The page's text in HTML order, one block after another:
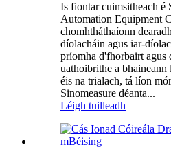
Is fiontar cuimsitheach é
Automation Equipment
chomhtháthaíonn
díolacháin agus iar-
príomha d'fhorbairt agus
uathoibrithe a
éis na trialach, tá líon
Sinomeasure déanta...
Léigh tuilleadh